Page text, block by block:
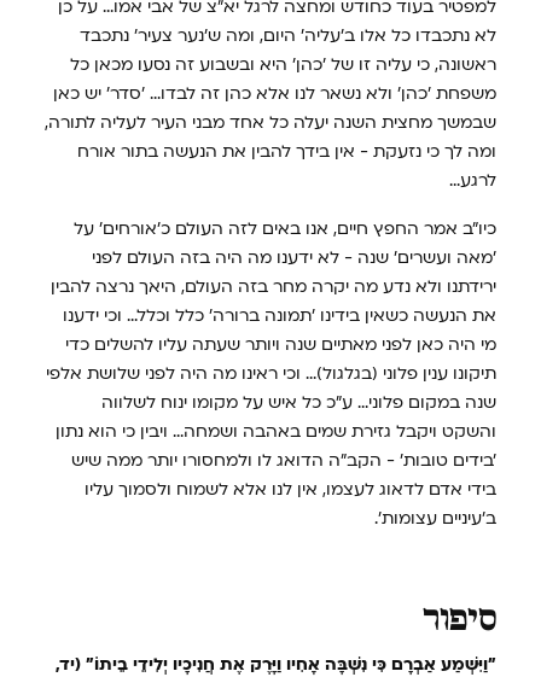
למפטיר בעוד כחודש ומחצה לרגל יא"צ של אבי אמו... על כן
לא נתכבדו כל אלו ב'עליה' היום, ומה ש'נער צעיר' נתכבד
ראשונה, כי עליה זו של 'כהן' היא ובשבוע זה נסעו מכאן כל
משפחת 'כהן' ולא נשאר לנו אלא כהן זה לבדו... 'סדר' יש כאן
שבמשך מחצית השנה יעלה כל אחד מבני העיר לעליה לתורה,
ומה לך כי נזעקת - אין בידך להבין את הנעשה בתור אורח
לרגע...
כיו"ב אמר החפץ חיים, אנו באים לזה העולם כ'אורחים' על
'מאה ועשרים' שנה - לא ידענו מה היה בזה העולם לפני
ירידתנו ולא נדע מה יקרה מחר בזה העולם, היאך נרצה להבין
את הנעשה כשאין בידינו 'תמונה ברורה' כלל וכלל... וכי ידענו
מי היה כאן לפני מאתיים שנה ויותר שעתה עליו להשלים כדי
תיקונו ענין פלוני (בגלגול)... וכי ראינו מה היה לפני שלושת אלפי
שנה במקום פלוני... ע"כ כל איש על מקומו ינוח לשלווה
והשקט ויקבל גזירת שמים באהבה ושמחה... ויבין כי הוא נתון
'בידים טובות' - הקב"ה הדואג לו ולמחסורו יותר ממה שיש
בידי אדם לדאוג לעצמו, אין לנו אלא לשמוח ולסמוך עליו
ב'עיניים עצומות'.
סיפור
"וַיִּשְׁמַע אַבְרָם כִּי נִשְׁבָּה אָחִיו וַיָּרֶק אֶת חֲנִיכָיו יְלִידֵי בֵיתוֹ" (יד,